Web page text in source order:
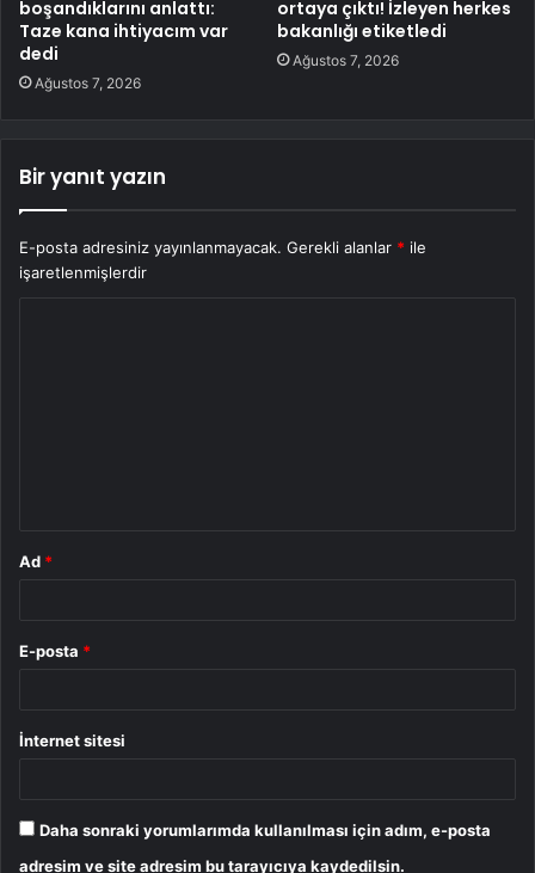
boşandıklarını anlattı:
Taze kana ihtiyacım var
dedi
Ağustos 7, 2026
ortaya çıktı! İzleyen herkes
bakanlığı etiketledi
Ağustos 7, 2026
Bir yanıt yazın
E-posta adresiniz yayınlanmayacak. Gerekli alanlar * ile
işaretlenmişlerdir
Ad *
E-posta *
İnternet sitesi
Daha sonraki yorumlarımda kullanılması için adım, e-posta
adresim ve site adresim bu tarayıcıya kaydedilsin.